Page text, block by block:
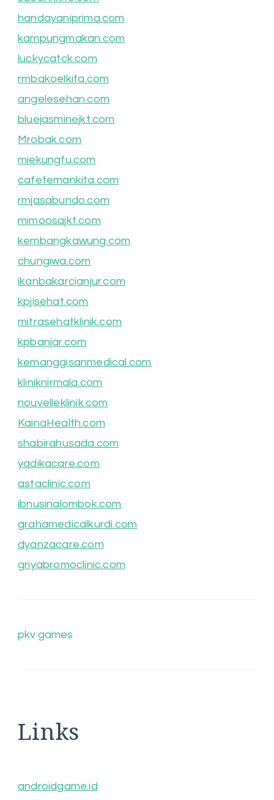
handayaniprima.com
kampungmakan.com
luckycatck.com
rmbakoelkita.com
angelesehan.com
bluejasminejkt.com
Mrobak.com
miekungfu.com
cafetemankita.com
rmjasabundo.com
mimoosajkt.com
kembangkawung.com
chungiwa.com
ikanbakarcianjur.com
kpjisehat.com
mitrasehatklinik.com
kpbanjar.com
kemanggisanmedical.com
kliniknirmala.com
nouvelleklinik.com
KainaHealth.com
shabirahusada.com
yadikacare.com
astaclinic.com
ibnusinalombok.com
grahamedicalkurdi.com
dyanzacare.com
griyabromoclinic.com
pkv games
Links
androidgame.id